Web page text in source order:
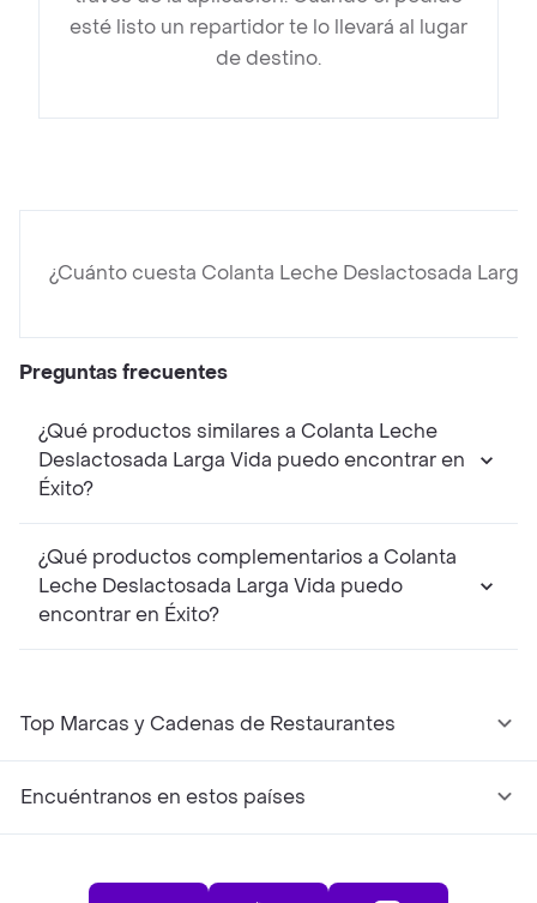
esté listo un repartidor te lo llevará al lugar
de destino.
¿Cuánto cuesta Colanta Leche Deslactosada Larga
Preguntas frecuentes
¿Qué productos similares a Colanta Leche
Deslactosada Larga Vida puedo encontrar en
Éxito?
¿Qué productos complementarios a Colanta
Leche Deslactosada Larga Vida puedo
encontrar en Éxito?
Top Marcas y Cadenas de Restaurantes
Encuéntranos en estos países